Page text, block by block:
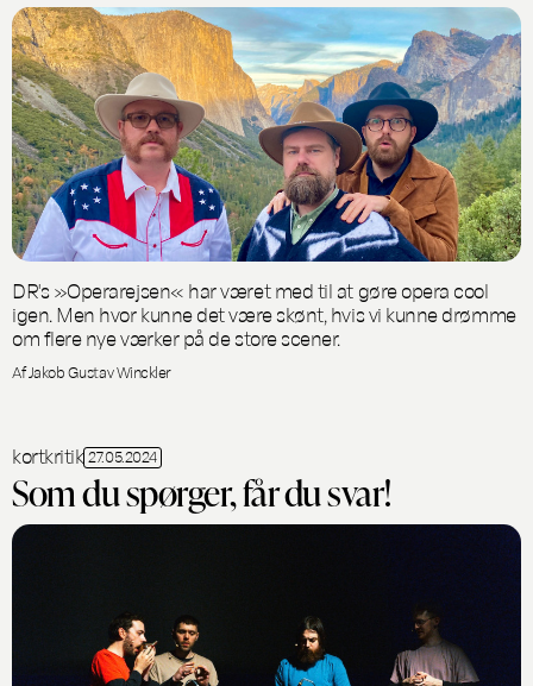
DR's »Operarejsen« har været med til at gøre opera cool
igen. Men hvor kunne det være skønt, hvis vi kunne drømme
om flere nye værker på de store scener.
Af Jakob Gustav Winckler
kortkritik 27.05.2024
Som du spørger, får du svar!